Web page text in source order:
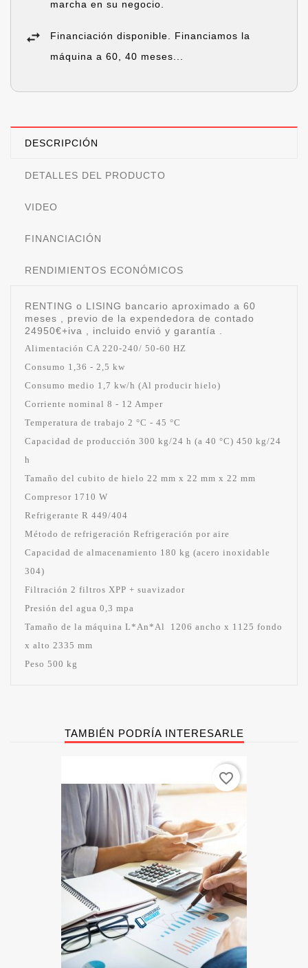
marcha en su negocio.
Financiación disponible. Financiamos la
máquina a 60, 40 meses...
DESCRIPCIÓN
DETALLES DEL PRODUCTO
VIDEO
FINANCIACIÓN
RENDIMIENTOS ECONÓMICOS
RENTING o LISING bancario aproximado a 60
meses , previo de la expendedora de contado
24950€+iva , incluido envió y garantía .
Alimentación CA 220-240/ 50-60 HZ
Consumo 1,36 - 2,5 kw
Consumo medio 1,7 kw/h (Al producir hielo)
Corriente nominal 8 - 12 Amper
Temperatura de trabajo 2 °C - 45 °C
Capacidad de producción 300 kg/24 h (a 40 °C) 450 kg/24
h
Tamaño del cubito de hielo 22 mm x 22 mm x 22 mm
Compresor 1710 W
Refrigerante R 449/404
Método de refrigeración Refrigeración por aire
Capacidad de almacenamiento 180 kg (acero inoxidable
304)
Filtración 2 filtros XPP + suavizador
Presión del agua 0,3 mpa
Tamaño de la máquina L*An*Al 1206 ancho x 1125 fondo
x alto 2335 mm
Peso 500 kg
TAMBIÉN PODRÍA INTERESARLE
favorite_border